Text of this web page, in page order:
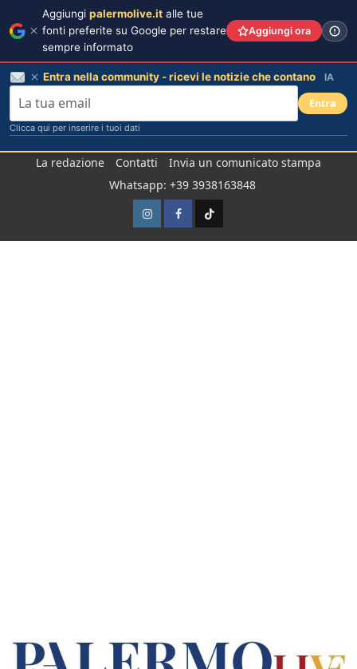
La redazione Contatti
Invia un comunicato stampa
Whatsapp: +39 3938163848
InstagramFacebook
TikTok
Aggiungi palermolive.it alle tue
fonti preferite su Google per restare
sempre informato
Aggiungi ora
Entra nella community - ricevi le notizie che contano IA
Entra
Clicca qui per inserire i tuoi dati